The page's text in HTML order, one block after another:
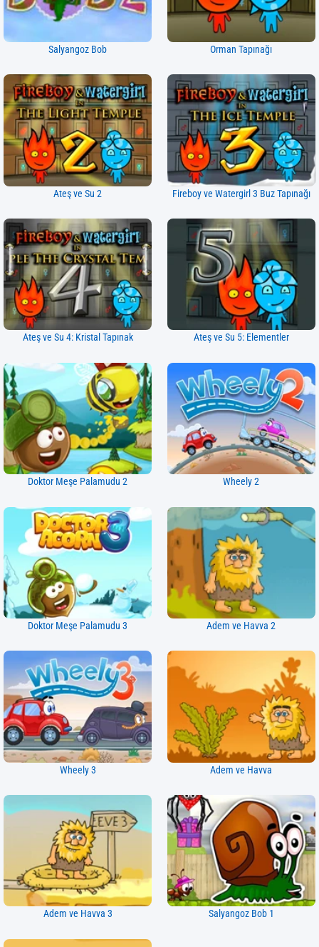
Salyangoz Bob Orman Tapınağı
Ateş ve Su 2 Fireboy ve Watergirl 3 Buz Tapınağı
Ateş ve Su 4: Kristal Tapınak Ateş ve Su 5: Elementler
Doktor Meşe Palamudu 2 Wheely 2
Doktor Meşe Palamudu 3 Adem ve Havva 2
Wheely 3 Adem ve Havva
Adem ve Havva 3 Salyangoz Bob 1